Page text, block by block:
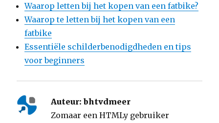
Waarop letten bij het kopen van een fatbike?
Waarop te letten bij het kopen van een
fatbike
Essentiële schilderbenodigdheden en tips
voor beginners
Auteur: bhtvdmeer
Zomaar een HTMLy gebruiker